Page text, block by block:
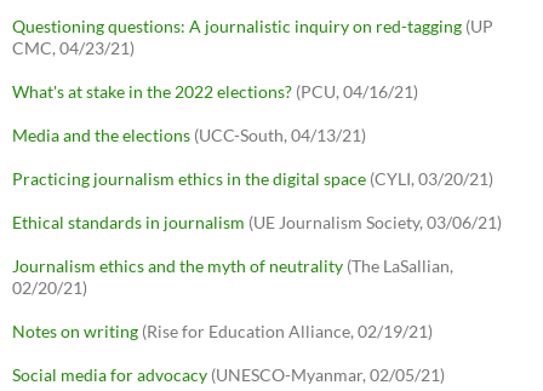
Questioning questions: A journalistic inquiry on red-tagging (UP
CMC, 04/23/21)
What's at stake in the 2022 elections? (PCU, 04/16/21)
Media and the elections (UCC-South, 04/13/21)
Practicing journalism ethics in the digital space (CYLI, 03/20/21)
Ethical standards in journalism (UE Journalism Society, 03/06/21)
Journalism ethics and the myth of neutrality (The LaSallian,
02/20/21)
Notes on writing (Rise for Education Alliance, 02/19/21)
Social media for advocacy (UNESCO-Myanmar, 02/05/21)